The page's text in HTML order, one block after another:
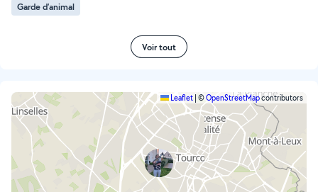
Garde d’animal
Voir tout
Leaflet ©OpenStreetMapcontributors